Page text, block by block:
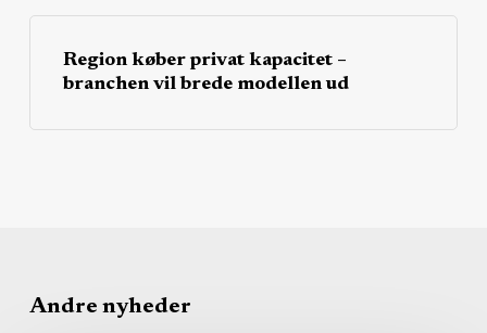
Region køber privat kapacitet –
branchen vil brede modellen ud
Andre nyheder